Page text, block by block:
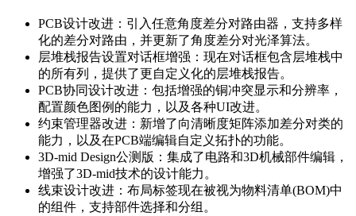
PCB设计改进：引入任意角度差分对路由器，支持多样
化的差分对路由，并更新了角度差分对光泽算法。
层堆栈报告设置对话框增强：现在对话框包含层堆栈中
的所有列，提供了更自定义化的层堆栈报告。
PCB协同设计改进：包括增强的铜冲突显示和分辨率，
配置颜色图例的能力，以及各种UI改进。
约束管理器改进：新增了向清晰度矩阵添加差分对类的
能力，以及在PCB端编辑自定义拓扑的功能。
3D-mid Design公测版：集成了电路和3D机械部件编辑，
增强了3D-mid技术的设计能力。
线束设计改进：布局标签现在被视为物料清单(BOM)中
的组件，支持部件选择和分组。